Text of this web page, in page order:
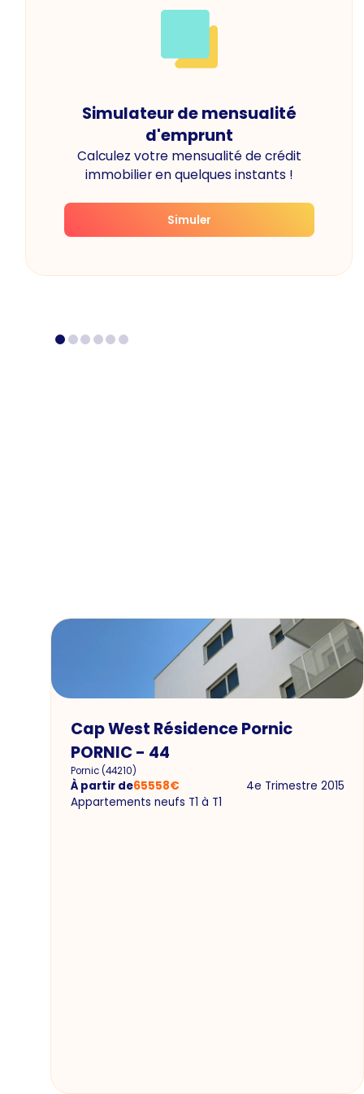
Simulateur de mensualité
d'emprunt
Calculez votre mensualité de crédit
immobilier en quelques instants !
Simuler
Cap West Résidence Pornic
PORNIC - 44
Pornic (44210)
À partir de65558€
4e Trimestre 2015
Appartements neufs T1 à T1